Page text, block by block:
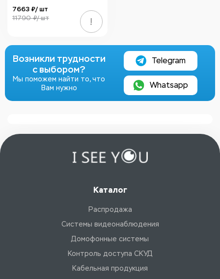
7663 ₽/ шт
11790 ₽/ шт !
Возникли трудности
с выбором?
Мы поможем найти то, что
Вам нужно
Telegram
Whatsapp
Каталог
Распродажа
Системы видеонаблюдения
Домофонные системы
Контроль доступа СКУД
Кабельная продукция